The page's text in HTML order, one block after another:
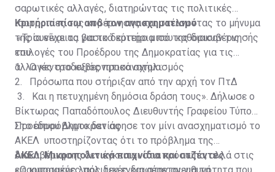
σαρωτικές αλλαγές, διατηρώντας τις πολιτικές
ισορροπίες της κυβέρνησης και στέλνοντας το μήνυμα
της συνέχειας για το δεύτερο μισό της διακυβέρνησής
του.
Κριτήρια πίσω από τον ανασχηματισμό
«Τρία είναι τα βασικά κριτήρια που καθόρισαν τις
επιλογές του Προέδρου της Δημοκρατίας για τις
αλλαγές στο κυβερνητικό σχήμα:
1. Ο κεντροδεξιός προσανατολισμός
2. Πρόσωπα που στήριξαν από την αρχή τον ΠτΔ
3. Και η πετυχημένη δημόσια δράση τους». Δήλωσε ο
Βίκτωρας Παπαδόπουλος Διευθυντής Γραφείου Τύπου
Προέδρου Δημοκρατίας
Στο απυρόβλητο δεν άφησε τον μίνι ανασχηματισμό το
ΑΚΕΛ υποστηρίζοντας ότι το πρόβλημα της
διακυβέρνησης δεν έγκειται στα πρόσωπα, αλλά στις
ΑΚΕΛ: Μικροπολιτικά παιχνίδια και ατζέντες